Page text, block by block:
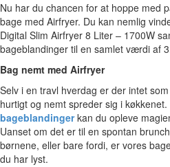
Nu har du chancen for at hoppe med
bage med Airfryer. Du kan nemlig
Digital Slim Airfryer 8 Liter – 1700W
bageblandinger til en samlet værdi af
Bag nemt med Airfryer
Selv i en travl hverdag er der intet
hurtigt og nemt spreder sig i køkkenet.
bageblandingerkan du opleve
Uanset om det er til en spontan
børnene, eller bare fordi, er vores
du har lyst.